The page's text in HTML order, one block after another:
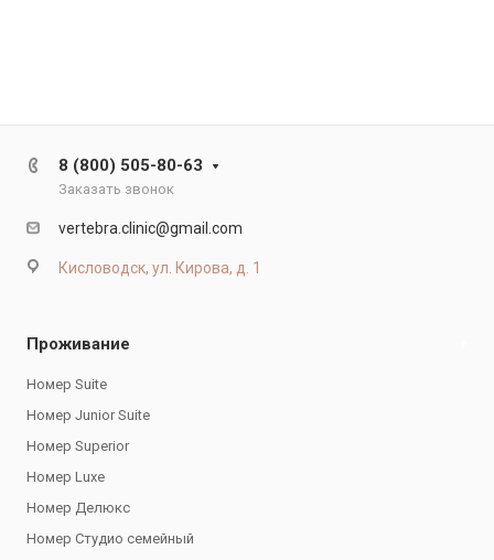
8 (800) 505-80-63
Заказать звонок
vertebra.clinic@gmail.com
Кисловодск, ул. Кирова, д. 1
Проживание
Номер Suite
Номер Junior Suite
Номер Superior
Номер Luxe
Номер Делюкс
Номер Студио семейный